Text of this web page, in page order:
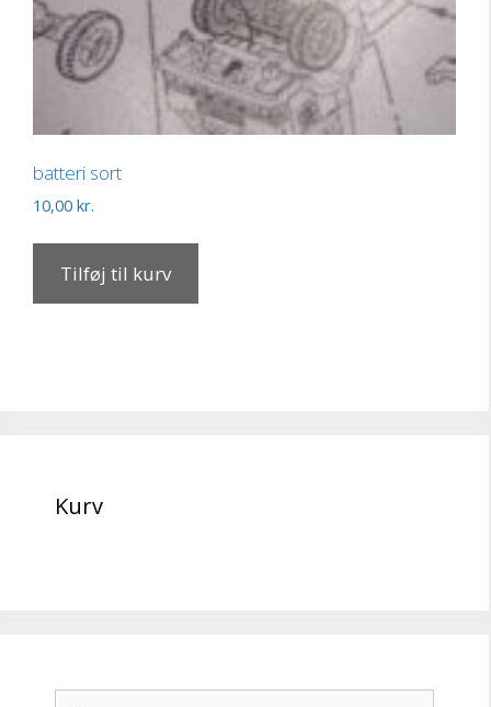
batteri sort
10,00 kr.
Tilføj til kurv
Kurv